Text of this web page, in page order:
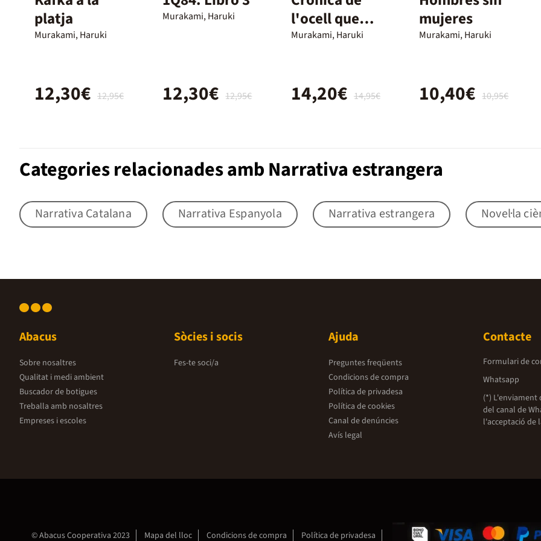
platja
Murakami, Haruki
12,95€
12,30€
Murakami, Haruki
12,95€
12,30€
l'ocell que
dóna corda al
Murakami, Haruki
14,95€
14,20€
mujeres
Murakami, Haruki
10,95€
10,40€
Categories relacionades amb Narrativa estrangera
Narrativa Catalana Narrativa Espanyola Narrativa estrangera Novel·la
Abacus
Sobre nosaltres
Qualitat i medi ambient
Buscador de botigues
Treballa amb nosaltres
Empreses i escoles
Sòcies i socis
Fes-te soci/a
Ajuda
Preguntes freqüents
Condicions de compra
Política de privadesa
Política de cookies
Canal de denúncies
Avís legal
Contacte
Formulari de
Whatsapp
(*) L'enviament
del canal de
l'acceptació de
© Abacus Cooperativa 2023 Mapa del lloc Condicions de compra
Política de privadesa